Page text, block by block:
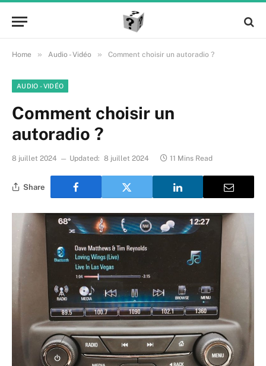
Home » Audio - Vidéo » Comment choisir un autoradio ?
AUDIO - VIDÉO
Comment choisir un
autoradio ?
8 juillet 2024 Updated: 8 juillet 2024 11 Mins Read
Share